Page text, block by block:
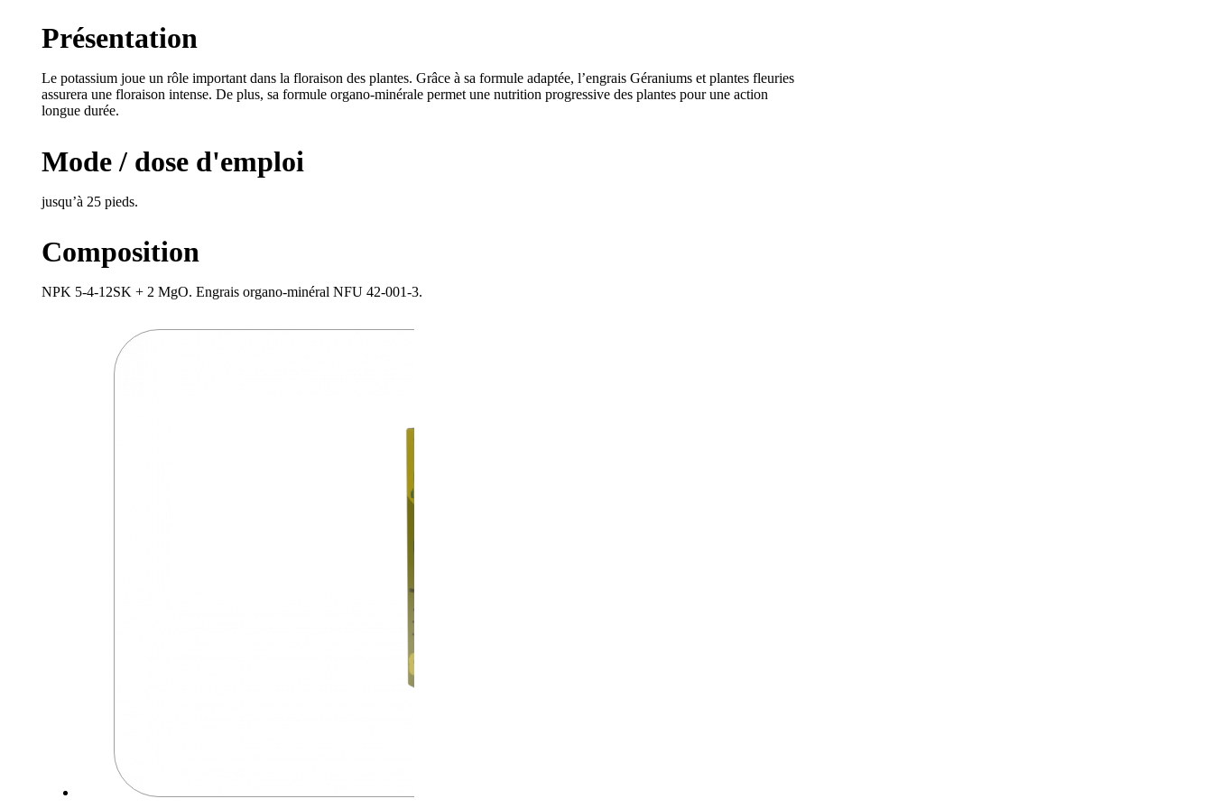
Présentation
Le potassium joue un rôle important dans la floraison des plantes. Grâce à sa formule adaptée, l’engrais Géraniums et plantes fleuries
assurera une floraison intense. De plus, sa formule organo-minérale permet une nutrition progressive des plantes pour une action
longue durée.
Mode / dose d'emploi
jusqu’à 25 pieds.
Composition
NPK 5-4-12SK + 2 MgO. Engrais organo-minéral NFU 42-001-3.